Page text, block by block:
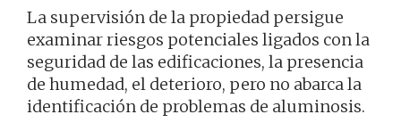
La supervisión de la propiedad persigue
examinar riesgos potenciales ligados con la
seguridad de las edificaciones, la presencia
de humedad, el deterioro, pero no abarca la
identificación de problemas de aluminosis.